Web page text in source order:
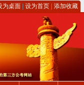
为桌面 设为首页 添加收藏